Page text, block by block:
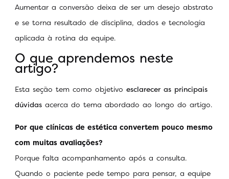
Aumentar a conversão deixa de ser um desejo abstrato
e se torna resultado de disciplina, dados e tecnologia
aplicada à rotina da equipe.
O que aprendemos neste
artigo?
Esta seção tem como objetivo esclarecer as principais
dúvidas acerca do tema abordado ao longo do artigo.
Por que clínicas de estética convertem pouco mesmo
com muitas avaliações?
Porque falta acompanhamento após a consulta.
Quando o paciente pede tempo para pensar, a equipe